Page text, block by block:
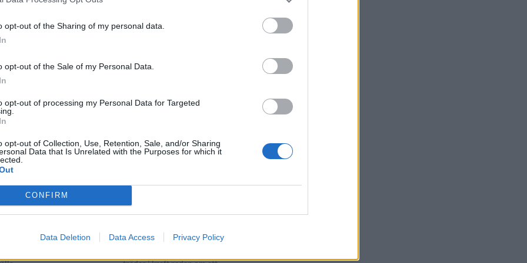
opt-out of the Sharing of my personal data.
opt-out of the Sale of my Personal Data.
opt-out of processing my Personal Data for Targeted
opt-out of Collection, Use, Retention, Sale, and/or Sharing
Data that Is Unrelated with the Purposes for which it
CONFIRM
Data Deletion Data Access Privacy Policy
miljöprojekt
korn är centralt för
klimatpåverkan. Men
metoder gynnar ett
bättre hållbarhet
Thomée gör sitt examensarbete på
hitta en
för hållbarhet
ett hållbart samhälle. Nu
Regeringen skärper krav
på hållbarhet
Den svenska regeringen har skärpt
kraven på Systembolaget när det gäller